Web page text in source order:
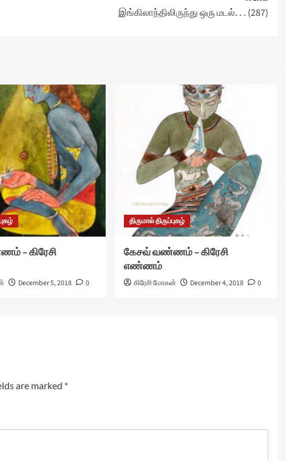
இங்கிலாந்திலிருந்து ஒரு மடல். . . (287)
– கிரேசி
December 5, 2018 0
திருமால் திருப்புகழ்
கேசவ் வண்ணம் – கிரேசி
எண்ணம்
கிரேசி மோகன் December 4, 2018 0
are marked *